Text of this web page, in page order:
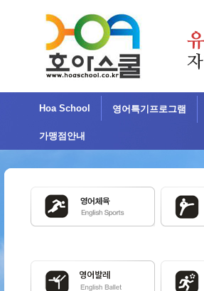
Hoa School 영어특기프로그램
가맹점안내